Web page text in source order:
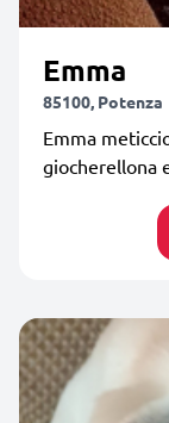
Emma
85100, Potenza
Emma
giocherellona